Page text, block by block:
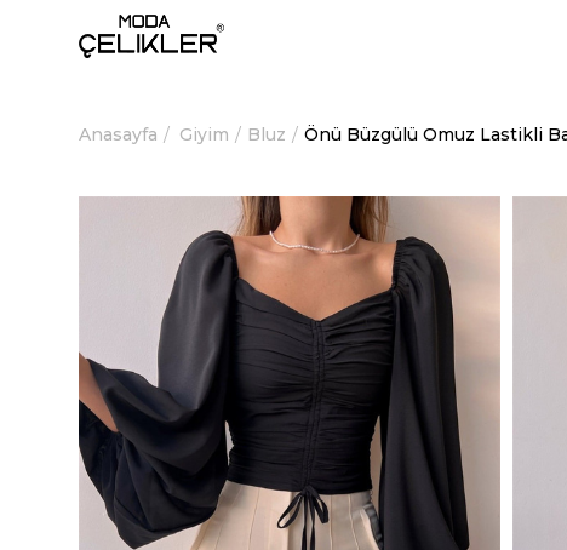
Anasayfa Giyim Bluz Önü Büzgülü Omuz Lastikli